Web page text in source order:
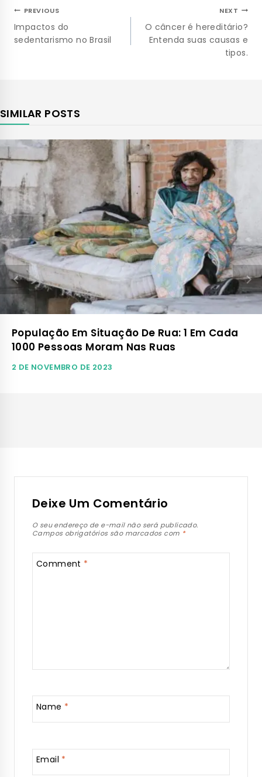
PREVIOUS
Impactos do
sedentarismo no Brasil
NEXT
O câncer é hereditário?
Entenda suas causas e
tipos.
SIMILAR POSTS
População Em Situação De Rua: 1 Em Cada
1000 Pessoas Moram Nas Ruas
2 DE NOVEMBRO DE 2023
Deixe Um Comentário
O seu endereço de e-mail não será publicado.
Campos obrigatórios são marcados com *
Comment *
Name *
Email *